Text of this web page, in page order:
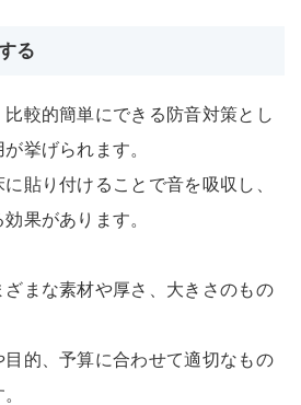
る
較的簡単にできる防音対策とし
挙げられます。
貼り付けることで音を吸収し、
果があります。
まな素材や厚さ、大きさのもの
的、予算に合わせて適切なもの